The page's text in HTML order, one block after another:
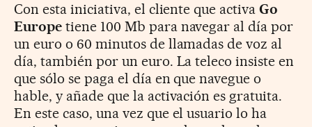
Con esta iniciativa, el cliente que activaGo
Europetiene 100 Mb para navegar al día por
un euro o 60 minutos de llamadas de voz al
día, también por un euro. La teleco insiste en
que sólo se paga el día en que navegue o
hable, y añade que la activación es gratuita.
En este caso, una vez que el usuario lo ha